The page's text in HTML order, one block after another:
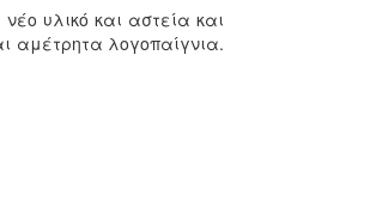
υλικό και αστεία και
αμέτρητα λογοπαίγνια.